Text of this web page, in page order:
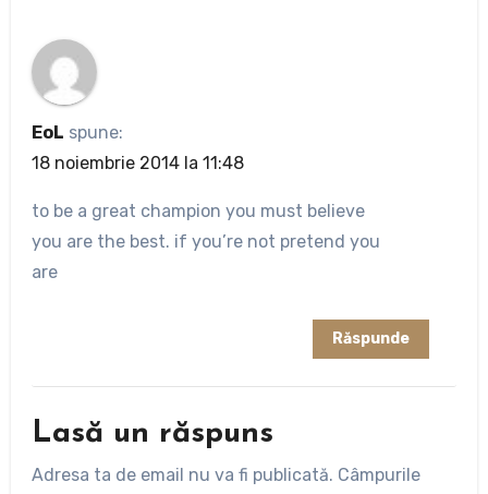
EoL spune:
18 noiembrie 2014 la 11:48
to be a great champion you must believe
you are the best. if you’re not pretend you
are
Răspunde
Lasă un răspuns
Adresa ta de email nu va fi publicată. Câmpurile